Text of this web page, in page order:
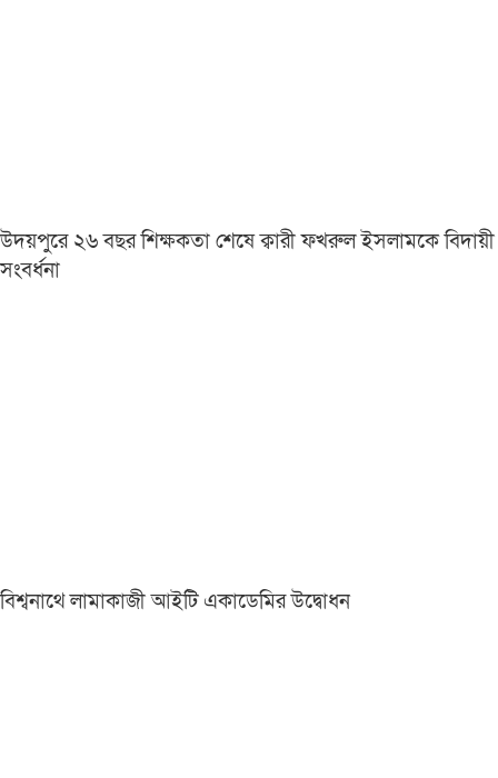
উদয়পুরে ২৬ বছর শিক্ষকতা শেষে ক্বারী ফখরুল ইসলামকে বিদায়ী
সংবর্ধনা
বিশ্বনাথে লামাকাজী আইটি একাডেমির উদ্বোধন